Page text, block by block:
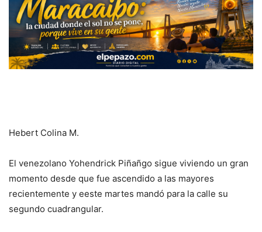
Hebert Colina M.
El venezolano Yohendrick Piñañgo sigue viviendo un gran
momento desde que fue ascendido a las mayores
recientemente y eeste martes mandó para la calle su
segundo cuadrangular.